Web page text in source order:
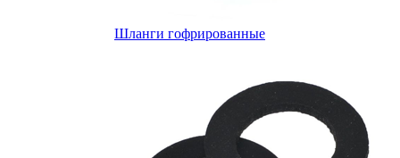
Шланги гофрированные